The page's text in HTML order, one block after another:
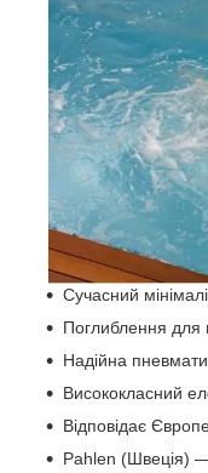
Сучасний
Поглиблення для
Надійна
Висококласний
Відповідає
Pahlen (Швеція) —